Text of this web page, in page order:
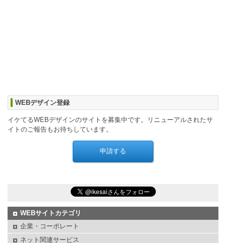
WEBデザイン登録
イケてるWEBデザインのサイトを募集中です。リニューアルされたサ
イトのご報告もお待ちしています。
WEBサイトカテゴリ
企業・コーポレート
ネット関連サービス